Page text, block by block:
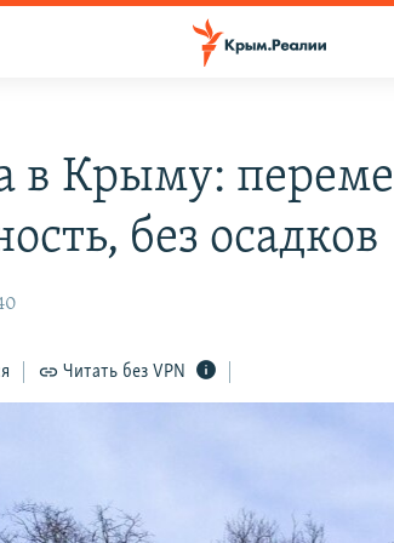
в Крыму:
без осадков
Читать без VPN